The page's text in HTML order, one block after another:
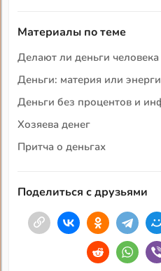
Материалы по теме
Делают ли деньги человека
Деньги: материя или
Деньги без процентов и
Хозяева денег
Притча о деньгах
Поделиться с друзьями